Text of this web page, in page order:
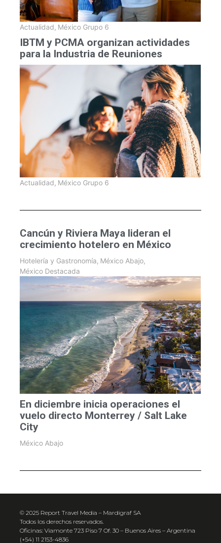
Actualidad, México Grupo 6
IBTM y PCMA organizan actividades
para la Industria de Reuniones
Actualidad, México Grupo 6
Cancún y Riviera Maya lideran el
crecimiento hotelero en México
Hotelería y Gastronomía, México Abajo,
México Destacada
En diciembre inicia operaciones el
vuelo directo Monterrey / Salt Lake
City
México Abajo
© 2025 Report Travel Media – Mardigraf SA
Todos los derechos reservados.
Oficinas: Viamonte 723 Piso 7 Of. 30 – Buenos Aires – Argentina
(+54) 11 2153-4836